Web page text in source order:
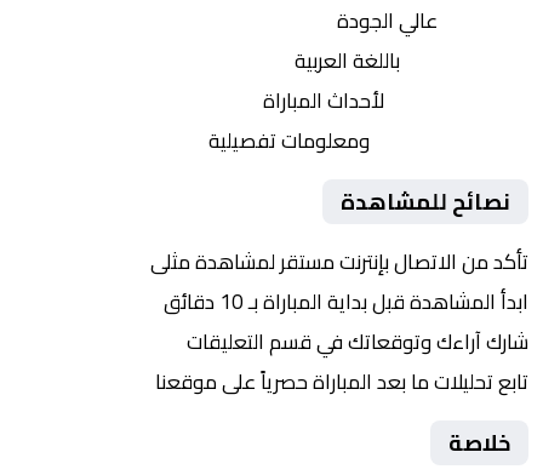
عالي الجودة
باللغة العربية
لأحداث المباراة
ومعلومات تفصيلية
نصائح للمشاهدة
تأكد من الاتصال بإنترنت مستقر لمشاهدة مثلى
ابدأ المشاهدة قبل بداية المباراة بـ 10 دقائق
شارك آراءك وتوقعاتك في قسم التعليقات
تابع تحليلات ما بعد المباراة حصرياً على موقعنا
خلاصة